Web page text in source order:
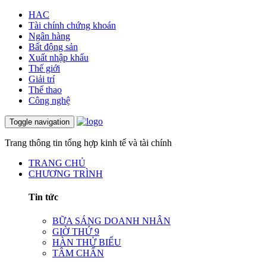
HAC
Tài chính chứng khoán
Ngân hàng
Bất động sản
Xuất nhập khẩu
Thế giới
Giải trí
Thể thao
Công nghệ
Toggle navigation
Trang thông tin tổng hợp kinh tế và tài chính
TRANG CHỦ
CHƯƠNG TRÌNH
Tin tức
BỮA SÁNG DOANH NHÂN
GIỜ THỨ 9
HÀN THỬ BIỂU
TÂM CHẤN